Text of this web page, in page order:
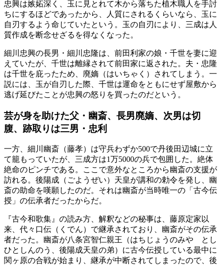
忠興は嫉妬深く、玉に見とれて木から落ちた植木職人を手討
ちにするほどであったから、人質にされるくらいなら、玉に
自刃するよう命じていたという。玉の自刃により、三成は人
質作成を断念せざるを得なくなった。
細川忠興の長男・細川忠隆は、前田利家の娘・千世を妻に迎
えていたが、千世は離縁されて前田家に返された。夫・忠隆
は千世を庇ったため、廃嫡（はいちゃく）されてしまう。一
説には、玉が自刃した際、千世は運命をともにせず屋敷から
逃げ延びたことが忠興の怒りを買ったのだという。
芸が身を助けた父・幽斎、長男廃嫡、次男は切
腹、跡取りは三男・忠利
一方、細川幽斎（藤孝）は守兵わずか500で丹後田辺城に立
て籠もっていたが、三成方は1万5000の兵で包囲した。絶体
絶命のピンチである。ここで意外なところから幽斎の支援が
訪れる。後陽成（ごようぜい）天皇が講和の勅令を発し、幽
斎の助命を嘆願したのだ。それは幽斎が当時唯一の「古今伝
授」の伝承者だったからだ。
『古今和歌集』の読み方、解釈などの秘事は、藤原定家以
来、代々口伝（くでん）で継承されており、幽斎がその伝承
者だった。幽斎が八条宮智仁親王（はちじょうのみや とし
ひとしんのう、後陽成天皇の弟）に古今伝授している最中に
関ヶ原の合戦が始まり、継承が中断されてしまったので、後